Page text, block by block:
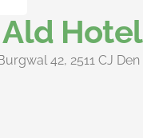
Hotel
42, 2511 CJ